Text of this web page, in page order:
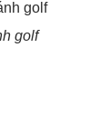
golf